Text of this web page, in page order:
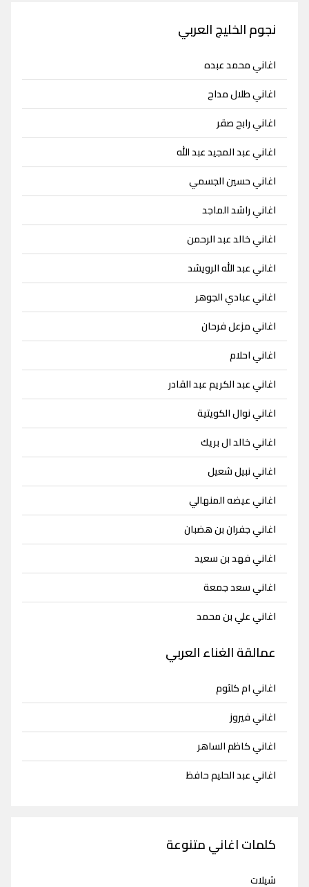
نجوم الخليج العربي
اغاني محمد عبده
اغاني طلال مداح
اغاني رابح صقر
اغاني عبد المجيد عبد الله
اغاني حسين الجسمي
اغاني راشد الماجد
اغاني خالد عبد الرحمن
اغاني عبد الله الرويشد
اغاني عبادي الجوهر
اغاني مزعل فرحان
اغاني احلام
اغاني عبد الكريم عبد القادر
اغاني نوال الكويتية
اغاني خالد ال بريك
اغاني نبيل شعيل
اغاني عيضه المنهالي
اغاني جفران بن هضبان
اغاني فهد بن سعيد
اغاني سعد جمعة
اغاني علي بن محمد
عمالقة الغناء العربي
اغاني ام كلثوم
اغاني فيروز
اغاني كاظم الساهر
اغاني عبد الحليم حافظ
كلمات اغاني متنوعة
شيلات